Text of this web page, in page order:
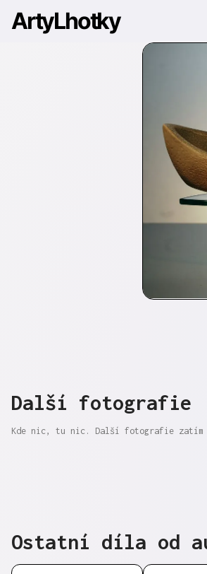
ArtyLhotky
Další fotografie
Kde nic, tu nic. Další fotografie zatím
Ostatní díla od